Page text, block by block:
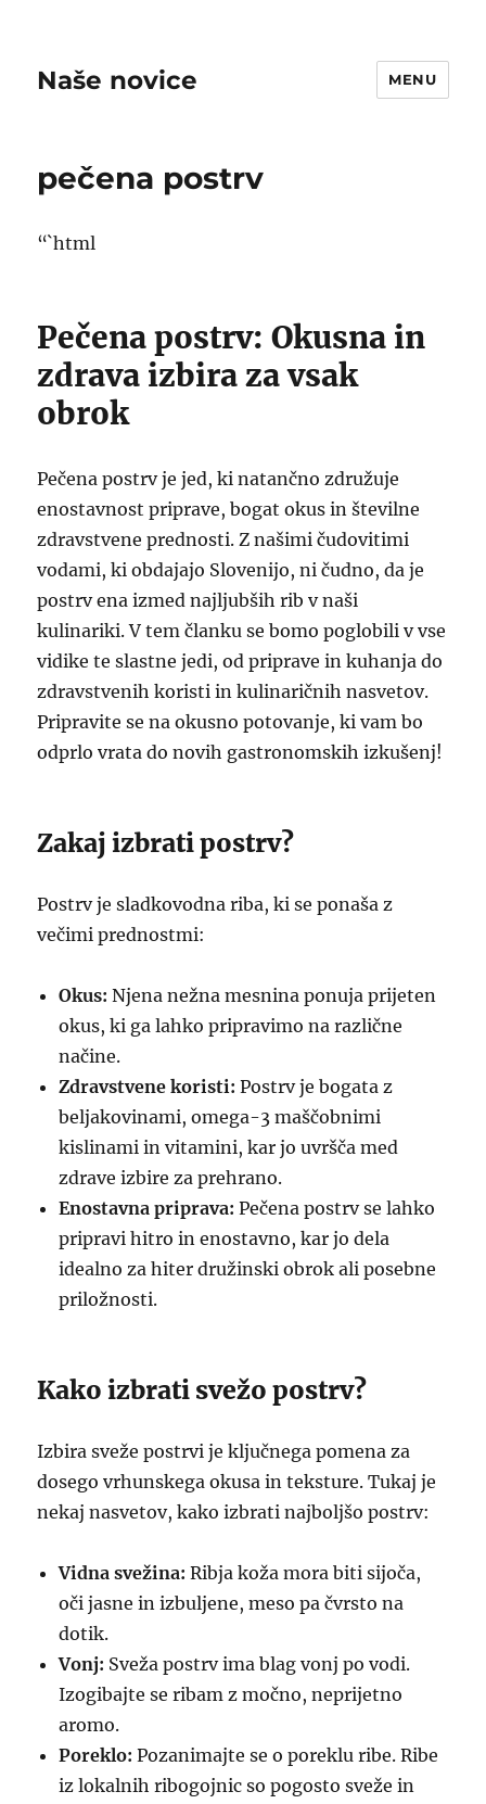
Naše novice MENU
pečena postrv
“`html
Pečena postrv: Okusna in
zdrava izbira za vsak
obrok
Pečena postrv je jed, ki natančno združuje
enostavnost priprave, bogat okus in številne
zdravstvene prednosti. Z našimi čudovitimi
vodami, ki obdajajo Slovenijo, ni čudno, da je
postrv ena izmed najljubših rib v naši
kulinariki. V tem članku se bomo poglobili v vse
vidike te slastne jedi, od priprave in kuhanja do
zdravstvenih koristi in kulinaričnih nasvetov.
Pripravite se na okusno potovanje, ki vam bo
odprlo vrata do novih gastronomskih izkušenj!
Zakaj izbrati postrv?
Postrv je sladkovodna riba, ki se ponaša z
večimi prednostmi:
Okus: Njena nežna mesnina ponuja prijeten
okus, ki ga lahko pripravimo na različne
načine.
Zdravstvene koristi: Postrv je bogata z
beljakovinami, omega-3 maščobnimi
kislinami in vitamini, kar jo uvršča med
zdrave izbire za prehrano.
Enostavna priprava: Pečena postrv se lahko
pripravi hitro in enostavno, kar jo dela
idealno za hiter družinski obrok ali posebne
priložnosti.
Kako izbrati svežo postrv?
Izbira sveže postrvi je ključnega pomena za
dosego vrhunskega okusa in teksture. Tukaj je
nekaj nasvetov, kako izbrati najboljšo postrv:
Vidna svežina: Ribja koža mora biti sijoča,
oči jasne in izbuljene, meso pa čvrsto na
dotik.
Vonj: Sveža postrv ima blag vonj po vodi.
Izogibajte se ribam z močno, neprijetno
aromo.
Poreklo: Pozanimajte se o poreklu ribe. Ribe
iz lokalnih ribogojnic so pogosto sveže in